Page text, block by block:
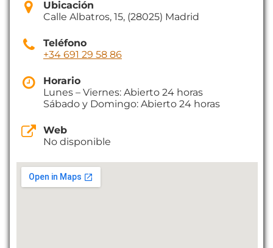
Ubicación
Calle Albatros, 15, (28025) Madrid
Teléfono
+34 691 29 58 86
Horario
Lunes – Viernes: Abierto 24 horas
Sábado y Domingo: Abierto 24 horas
Web
No disponible